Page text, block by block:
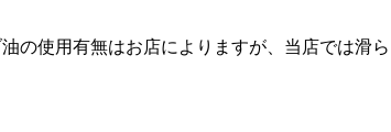
の使用有無はお店によりますが、当店では滑ら